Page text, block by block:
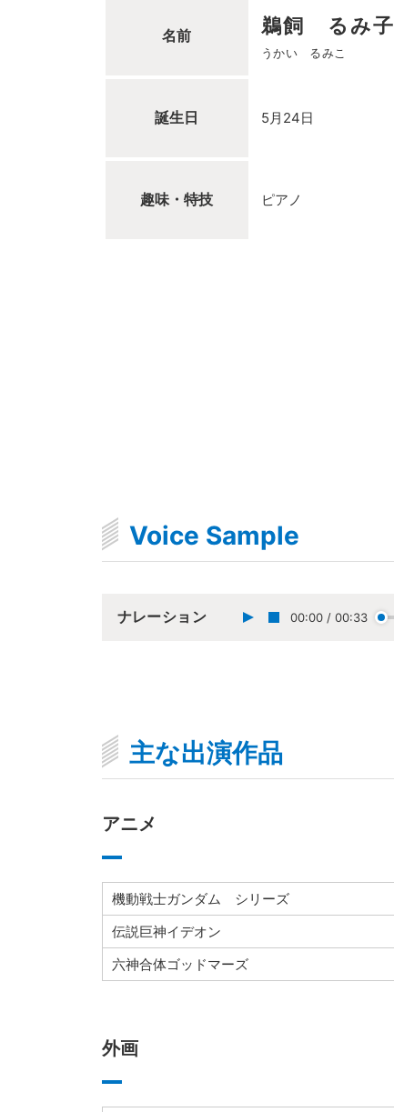
名前 鵜飼 るみ子
うかい るみこ
誕生日 5月24日
趣味・特技 ピアノ
Voice Sample
ナレーション 00:00 / 00:33
主な出演作品
アニメ
機動戦士ガンダム シリーズ
伝説巨神イデオン
六神合体ゴッドマーズ
外画